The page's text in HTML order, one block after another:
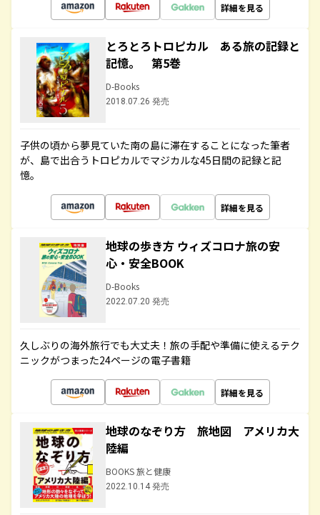
詳細を見る
とろとろトロピカル ある旅の記録と
記憶。 第5巻
D-Books
2018.07.26 発売
子供の頃から夢見ていた南の島に滞在することになった筆者
が、島で出合うトロピカルでマジカルな45日間の記録と記
憶。
詳細を見る
地球の歩き方 ウィズコロナ旅の安
心・安全BOOK
D-Books
2022.07.20 発売
久しぶりの海外旅行でも大丈夫！旅の手配や準備に使えるテク
ニックがつまった24ページの電子書籍
詳細を見る
地球のなぞり方 旅地図 アメリカ大
陸編
BOOKS 旅と健康
2022.10.14 発売